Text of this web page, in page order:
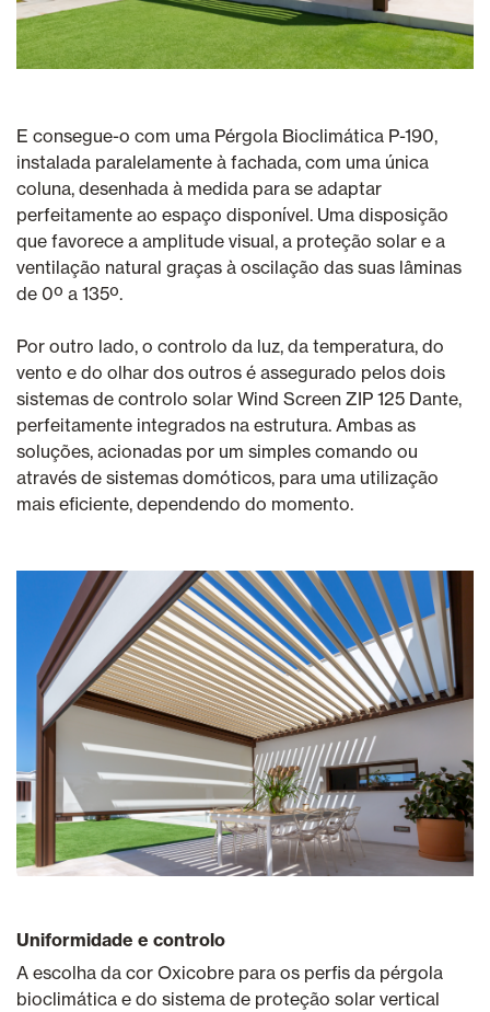
E consegue-o com uma Pérgola Bioclimática P-190,
instalada paralelamente à fachada, com uma única
coluna, desenhada à medida para se adaptar
perfeitamente ao espaço disponível. Uma disposição
que favorece a amplitude visual, a proteção solar e a
ventilação natural graças à oscilação das suas lâminas
de 0º a 135º.
Por outro lado, o controlo da luz, da temperatura, do
vento e do olhar dos outros é assegurado pelos dois
sistemas de controlo solar Wind Screen ZIP 125 Dante,
perfeitamente integrados na estrutura. Ambas as
soluções, acionadas por um simples comando ou
através de sistemas domóticos, para uma utilização
mais eficiente, dependendo do momento.
Uniformidade e controlo
A escolha da cor Oxicobre para os perfis da pérgola
bioclimática e do sistema de proteção solar vertical